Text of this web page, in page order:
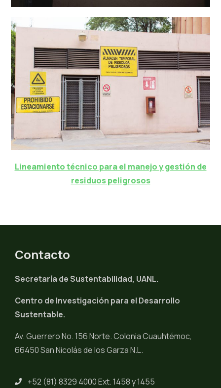
Lineamiento técnico para el manejo y gestión de
residuos peligrosos
Contacto
Secretaría de Sustentabilidad, UANL.
Centro de Investigación para el Desarrollo
Sustentable.
Av. Guerrero No. 156 Norte. Colonia Cuauhtémoc,
66450 San Nicolás de los Garza N.L.
+52 (81) 8329 4000 Ext. 1458 y 1455